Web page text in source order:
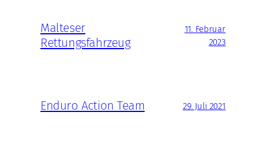
Malteser
Rettungsfahrzeug
11. Februar
2023
Enduro Action Team 29. Juli 2021